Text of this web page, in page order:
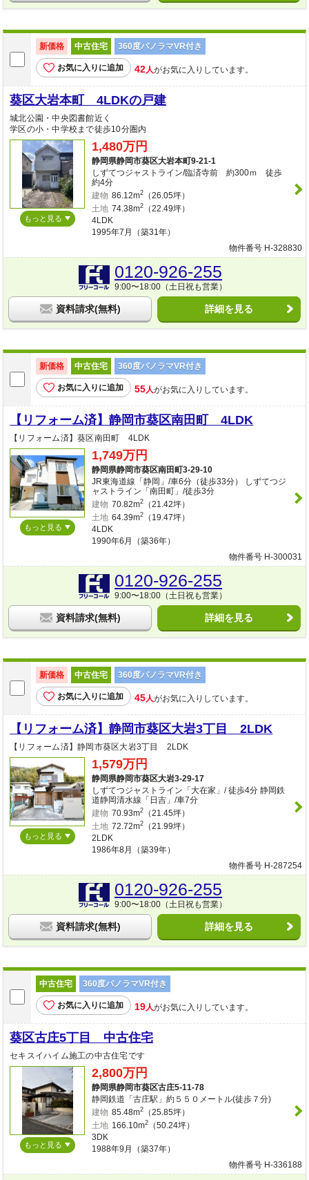
新価格 中古住宅 360度パノラマVR付き
お気に入りに追加 42人がお気に入りしています。
葵区大岩本町 4LDKの戸建
城北公園・中央図書館近く
学区の小・中学校まで徒歩10分圏内
もっと見る
1,480万円
静岡県静岡市葵区大岩本町9-21-1
しずてつジャストライン/臨済寺前 約300ｍ 徒歩
約4分
建物 86.12m2（26.05坪）
土地 74.38m2（22.49坪）
4LDK
1995年7月（築31年）
物件番号 H-328830
0120-926-255
9:00〜18:00（土日祝も営業）
資料請求(無料) 詳細を見る
新価格 中古住宅 360度パノラマVR付き
お気に入りに追加 55人がお気に入りしています。
【リフォーム済】静岡市葵区南田町 4LDK
【リフォーム済】葵区南田町 4LDK
もっと見る
1,749万円
静岡県静岡市葵区南田町3-29-10
JR東海道線「静岡」/車6分（徒歩33分） しずてつジ
ャストライン「南田町」/徒歩3分
建物 70.82m2（21.42坪）
土地 64.39m2（19.47坪）
4LDK
1990年6月（築36年）
物件番号 H-300031
0120-926-255
9:00〜18:00（土日祝も営業）
資料請求(無料) 詳細を見る
新価格 中古住宅 360度パノラマVR付き
お気に入りに追加 45人がお気に入りしています。
【リフォーム済】静岡市葵区大岩3丁目 2LDK
【リフォーム済】静岡市葵区大岩3丁目 2LDK
もっと見る
1,579万円
静岡県静岡市葵区大岩3-29-17
しずてつジャストライン「大在家」/ 徒歩4分 静岡鉄
道静岡清水線「日吉」/車7分
建物 70.93m2（21.45坪）
土地 72.72m2（21.99坪）
2LDK
1986年8月（築39年）
物件番号 H-287254
0120-926-255
9:00〜18:00（土日祝も営業）
資料請求(無料) 詳細を見る
中古住宅 360度パノラマVR付き
お気に入りに追加 19人がお気に入りしています。
葵区古庄5丁目 中古住宅
セキスイハイム施工の中古住宅です
もっと見る
2,800万円
静岡県静岡市葵区古庄5-11-78
静岡鉄道「古庄駅」約５５０メートル(徒歩７分)
建物 85.48m2（25.85坪）
土地 166.10m2（50.24坪）
3DK
1988年9月（築37年）
物件番号 H-336188